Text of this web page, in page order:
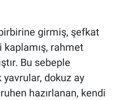
girmiş, şefkat
rahmet
Bu sebeple
yavrular, dokuz ay
hazırlanan, kendi